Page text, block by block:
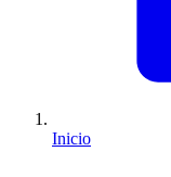
Inicio